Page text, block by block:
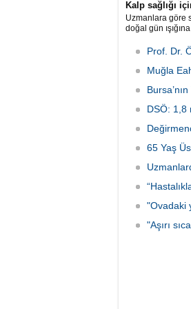
Kalp sağlığı
Uzmanlara göre
doğal gün
kan basıncı
damar
Prof. Dr.
Muğla
DSÖ: 1,8
65 Yaş
"Ovadaki
"Aşırı